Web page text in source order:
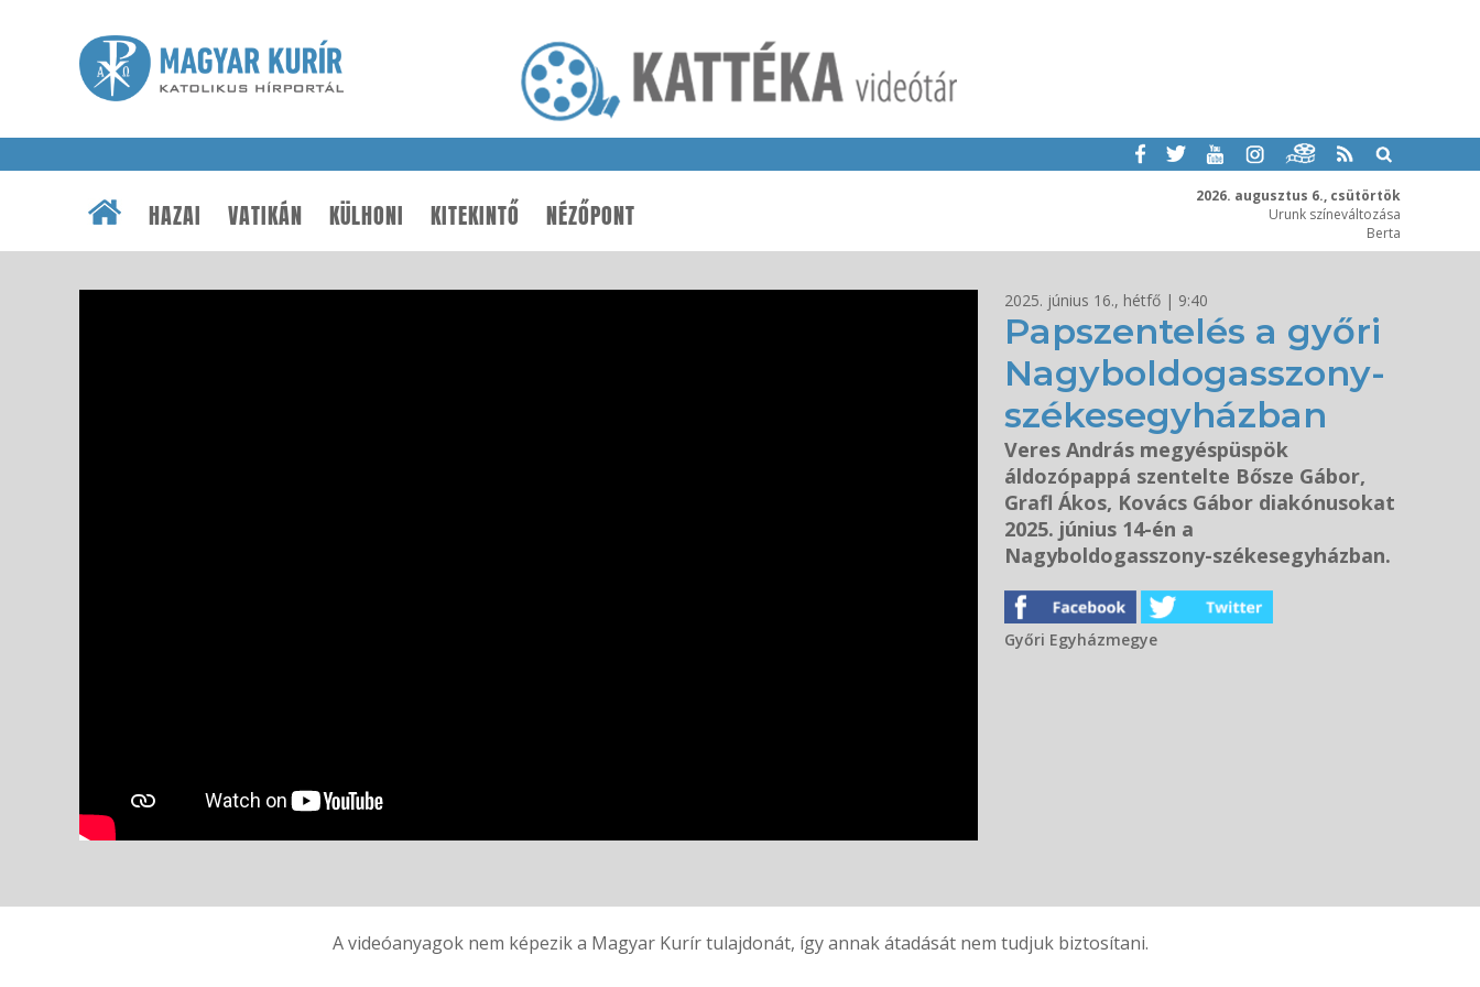
2026. augusztus 6., csütörtök
Urunk színeváltozása
Berta
HAZAI VATIKÁN KÜLHONI KITEKINTŐ NÉZŐPONT
2025. június 16., hétfő | 9:40
Papszentelés a győri
Nagyboldogasszony-
székesegyházban
Veres András megyéspüspök
áldozópappá szentelte Bősze Gábor,
Grafl Ákos, Kovács Gábor diakónusokat
2025. június 14-én a
Nagyboldogasszony-székesegyházban.
Győri Egyházmegye
A videóanyagok nem képezik a Magyar Kurír tulajdonát, így annak átadását nem tudjuk biztosítani.